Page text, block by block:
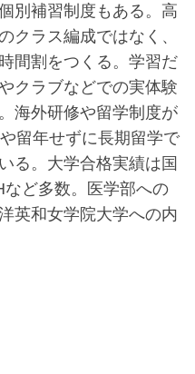
別補習制度もある。高
クラス編成ではなく、
間割をつくる。学習だ
クラブなどでの実体験
海外研修や留学制度が
留年せずに長期留学で
る。大学合格実績は国
ど多数。医学部への
英和女学院大学への内